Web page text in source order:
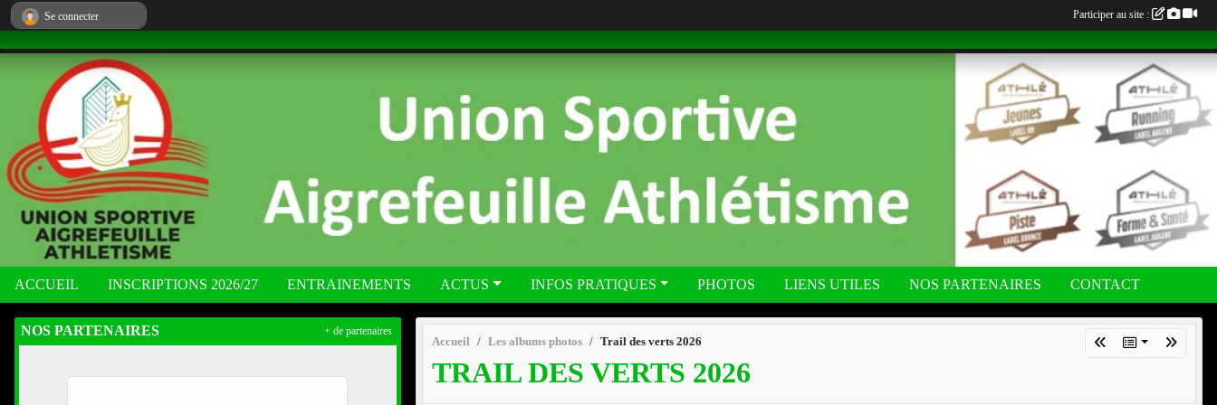
ACCUEIL INSCRIPTIONS 2026/27 ENTRAINEMENTS ACTUS INFOS PRATIQUES PHOTOS LIENS UTILES NOS PARTENAIRES CONTACT
Accueil Les albums photos Trail des verts 2026
TRAIL DES VERTS 2026
NOS PARTENAIRES + de partenaires
Se connecter Participer au site :
Panneau de gestion des cookies